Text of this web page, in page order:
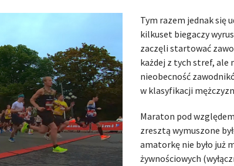
Tym razem jednak się
kilkuset biegaczy
zaczęli startować
każdej z tych stref, ale
nieobecność
w klasyfikacji
Maraton pod
zresztą wymuszone
amatorkę nie było już
żywnościowych